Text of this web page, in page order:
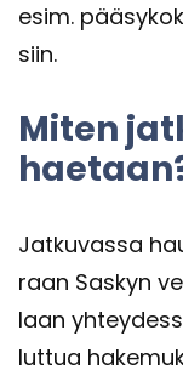
esim.
siin.
Miten
Jat­ku­vas­sa
raan Sas­kyn
laan
lut­tua